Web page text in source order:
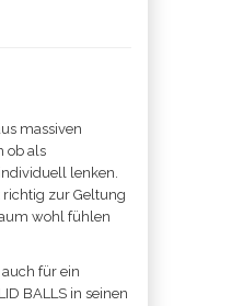
massiven
ob als
lenken.
richtig zur Geltung
wohl fühlen
für ein
BALLS in seinen